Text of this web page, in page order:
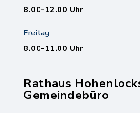
8.00-12.00 Uhr
Freitag
8.00-11.00 Uhr
Rathaus
Gemeindebüro